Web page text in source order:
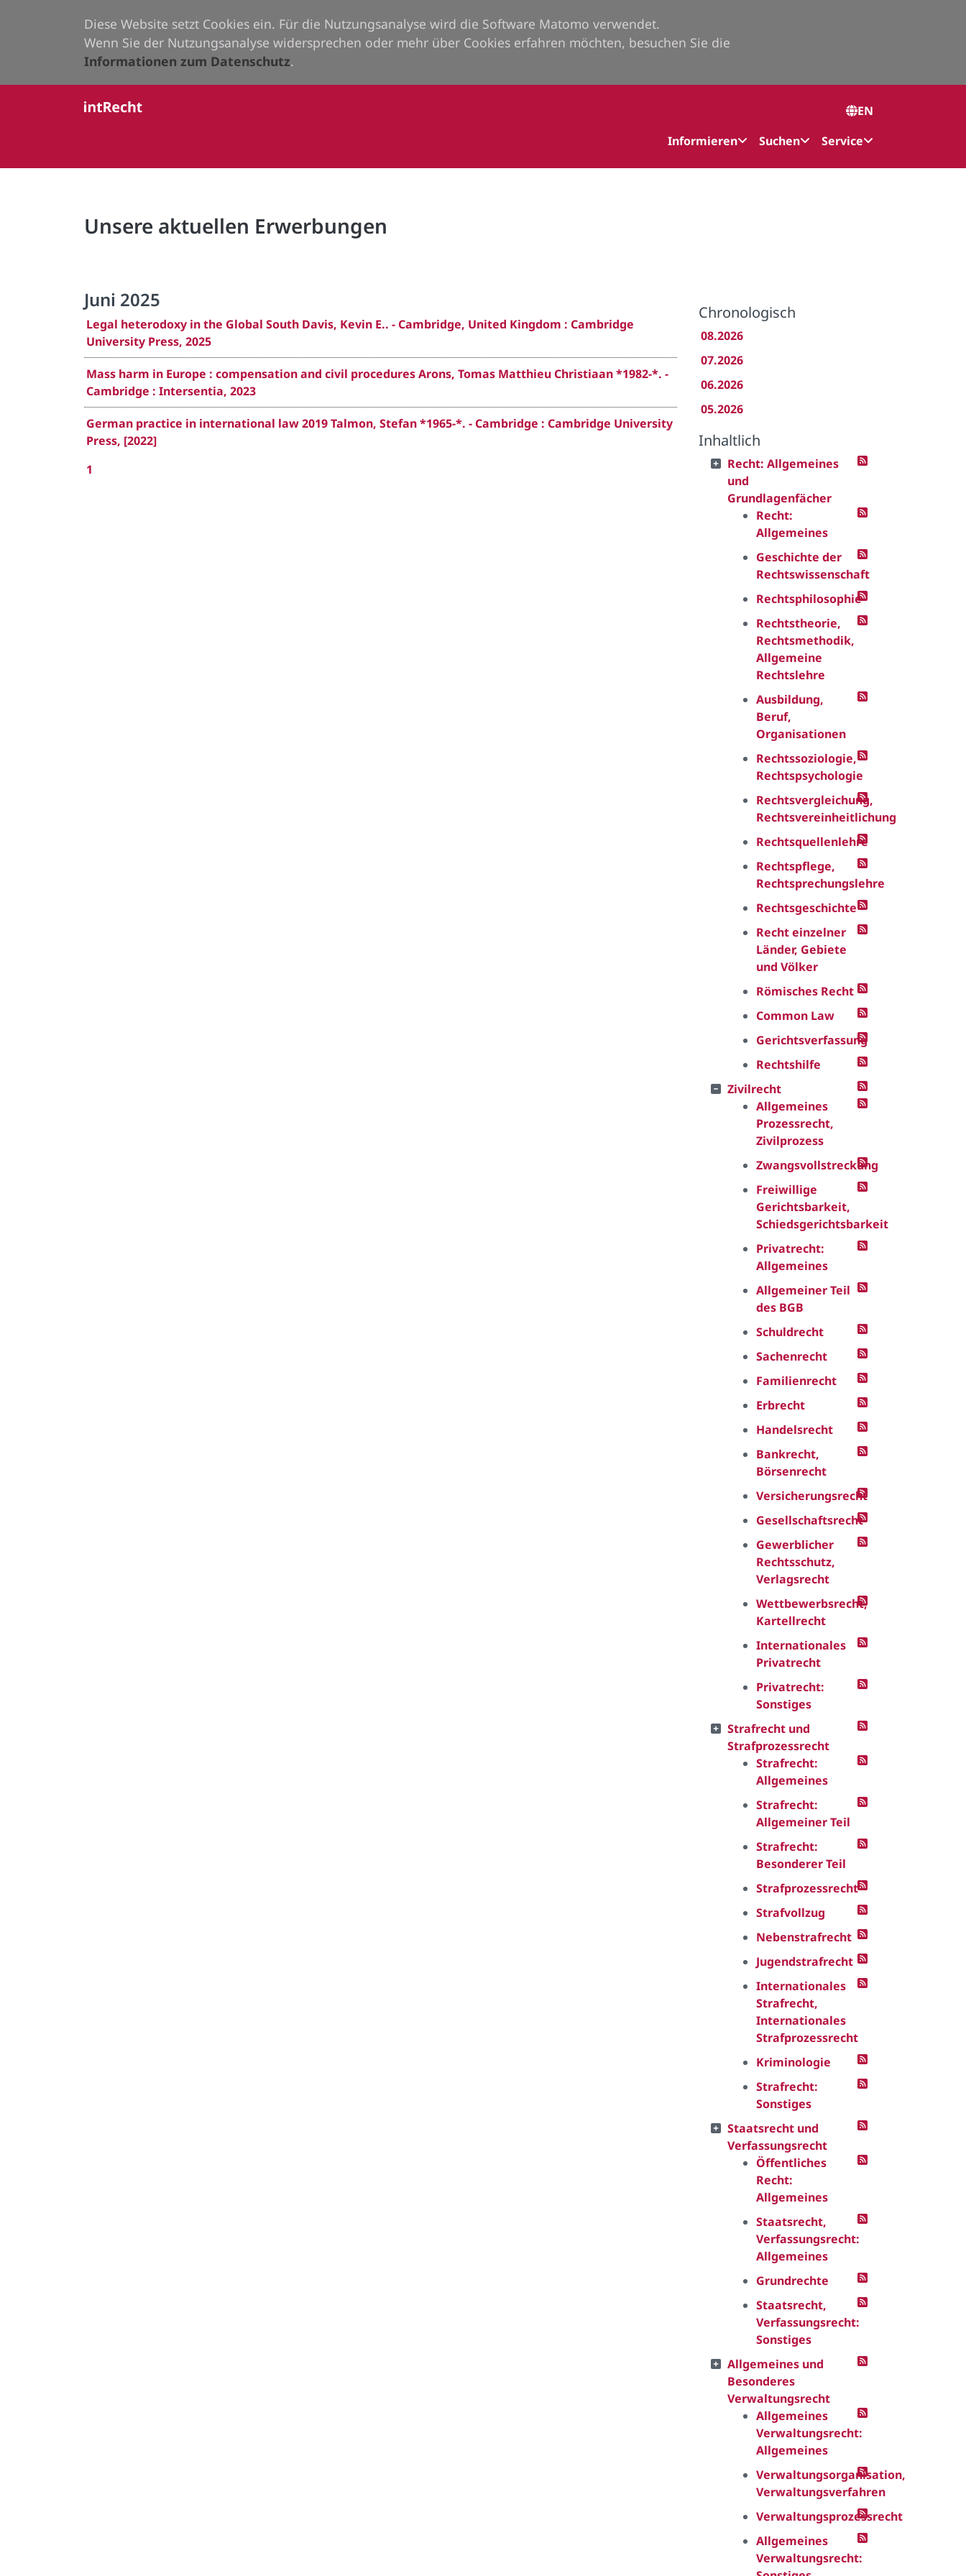
Diese Website setzt Cookies ein. Für die Nutzungsanalyse wird die Software Matomo verwendet.
Wenn Sie der Nutzungsanalyse widersprechen oder mehr über Cookies erfahren möchten, besuchen Sie die
Informationen zum Datenschutz.
EN
Informieren
Suchen Service
Unsere aktuellen Erwerbungen
Juni 2025
Legal heterodoxy in the Global South Davis, Kevin E.. - Cambridge, United Kingdom : Cambridge
University Press, 2025
Mass harm in Europe : compensation and civil procedures Arons, Tomas Matthieu Christiaan *1982-*. -
Cambridge : Intersentia, 2023
German practice in international law 2019 Talmon, Stefan *1965-*. - Cambridge : Cambridge University
Press, [2022]
1
Chronologisch
08.2026
07.2026
06.2026
05.2026
Inhaltlich
Recht: Allgemeines
und
Grundlagenfächer
Recht:
Allgemeines
Geschichte der
Rechtswissenschaft
Rechtsphilosophie
Rechtstheorie,
Rechtsmethodik,
Allgemeine
Rechtslehre
Ausbildung,
Beruf,
Organisationen
Rechtssoziologie,
Rechtspsychologie
Rechtsvergleichung,
Rechtsvereinheitlichung
Rechtsquellenlehre
Rechtspflege,
Rechtsprechungslehre
Rechtsgeschichte
Recht einzelner
Länder, Gebiete
und Völker
Römisches Recht
Common Law
Gerichtsverfassung
Rechtshilfe
Zivilrecht
Allgemeines
Prozessrecht,
Zivilprozess
Zwangsvollstreckung
Freiwillige
Gerichtsbarkeit,
Schiedsgerichtsbarkeit
Privatrecht:
Allgemeines
Allgemeiner Teil
des BGB
Schuldrecht
Sachenrecht
Familienrecht
Erbrecht
Handelsrecht
Bankrecht,
Börsenrecht
Versicherungsrecht
Gesellschaftsrecht
Gewerblicher
Rechtsschutz,
Verlagsrecht
Wettbewerbsrecht,
Kartellrecht
Internationales
Privatrecht
Privatrecht:
Sonstiges
Strafrecht und
Strafprozessrecht
Strafrecht:
Allgemeines
Strafrecht:
Allgemeiner Teil
Strafrecht:
Besonderer Teil
Strafprozessrecht
Strafvollzug
Nebenstrafrecht
Jugendstrafrecht
Internationales
Strafrecht,
Internationales
Strafprozessrecht
Kriminologie
Strafrecht:
Sonstiges
Staatsrecht und
Verfassungsrecht
Öffentliches
Recht:
Allgemeines
Staatsrecht,
Verfassungsrecht:
Allgemeines
Grundrechte
Staatsrecht,
Verfassungsrecht:
Sonstiges
Allgemeines und
Besonderes
Verwaltungsrecht
Allgemeines
Verwaltungsrecht:
Allgemeines
Verwaltungsorganisation,
Verwaltungsverfahren
Verwaltungsprozessrecht
Allgemeines
Verwaltungsrecht: